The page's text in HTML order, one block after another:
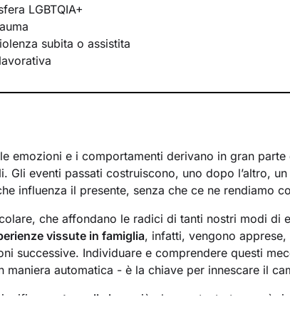
LGBTQIA+
subita o assistita
emozioni e i comportamenti derivano in gran
Gli eventi passati costruiscono, uno dopo l’altro, un
influenza il presente, senza che ce ne rendiamo
che affondano le radici di tanti nostri modi di
vissute in famiglia, infatti, vengono
successive. Individuare e comprendere questi
maniera automatica - è la chiave per innescare il
portare alla luce
ciò che per tanto tempo è
tipo di consapevolezza è il primo passo